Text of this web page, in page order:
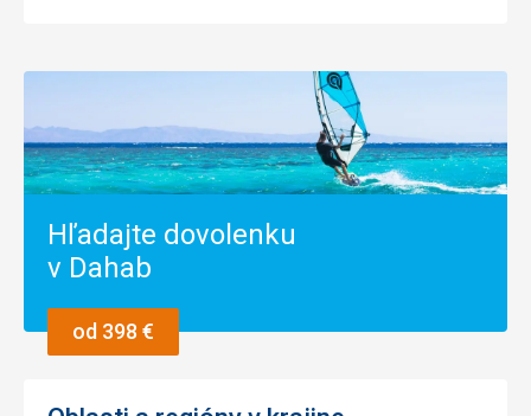
Hľadajte dovolenku
v Dahab
od 398 €